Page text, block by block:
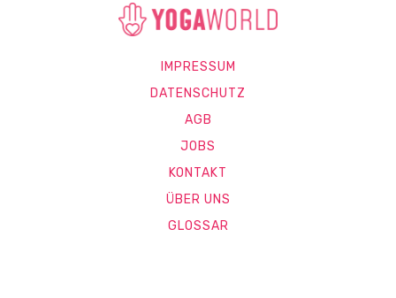
IMPRESSUM
DATENSCHUTZ
AGB
JOBS
KONTAKT
ÜBER UNS
GLOSSAR